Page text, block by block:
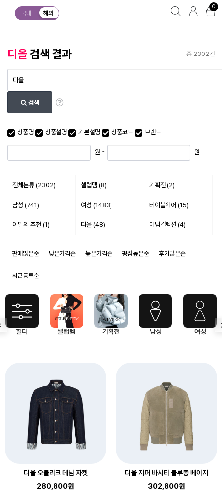
국내 해외
0
디올검색 결과 총 2302건
검색
상품명 상품설명 기본설명 상품코드 브랜드
원 ~ 원
전체분류 (2302) 셀럽템 (8) 기획전 (2)
남성 (741) 여성 (1483) 테이블웨어 (15)
이달의 추천 (1) 디올 (48) 데님컬렉션 (4)
판매많은순 낮은가격순 높은가격순 평점높은순 후기많은순
최근등록순
필터 셀럽템 기획전 남성 여성
디올 오블리크 데님 자켓
280,800원
디올 지퍼 바시티 블루종 베이지
302,800원